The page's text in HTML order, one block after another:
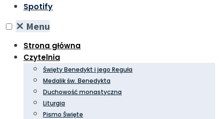
Spotify
✕ Menu
Strona główna
Czytelnia
Święty Benedykt i jego Reguła
Medalik św. Benedykta
Duchowość monastyczna
Liturgia
Pismo Święte